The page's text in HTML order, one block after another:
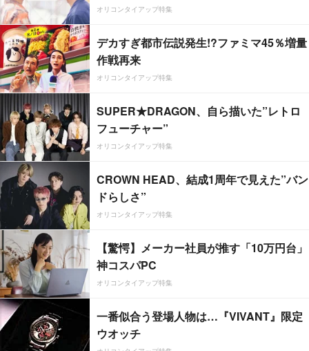
オリコンタイアップ特集
デカすぎ都市伝説発生!?ファミマ45％増量
作戦再来
オリコンタイアップ特集
SUPER★DRAGON、自ら描いた”レトロ
フューチャー”
オリコンタイアップ特集
CROWN HEAD、結成1周年で見えた”バン
ドらしさ”
オリコンタイアップ特集
【驚愕】メーカー社員が推す「10万円台」
神コスパPC
オリコンタイアップ特集
一番似合う登場人物は…『VIVANT』限定
ウオッチ